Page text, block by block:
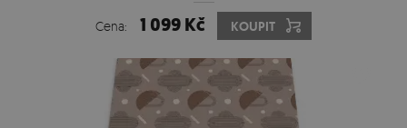
Cena: 1 099 Kč KOUPIT